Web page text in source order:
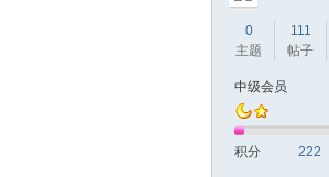
0
主题
111
帖子
中级会员
积分 222